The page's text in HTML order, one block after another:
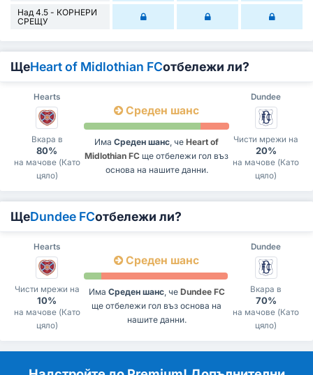
Над 4.5 - КОРНЕРИ
СРЕЩУ
ЩеHeart of Midlothian FCотбележи ли?
Hearts Dundee
Вкара в
80%
на мачове (Като
цяло)
Среден шанс
Има Среден шанс, че Heart of
Midlothian FC ще отбележи гол въз
основа на нашите данни.
Чисти мрежи на
20%
на мачове (Като
цяло)
ЩеDundee FCотбележи ли?
Hearts Dundee
Чисти мрежи на
10%
на мачове (Като
цяло)
Среден шанс
Има Среден шанс, че Dundee FC
ще отбележи гол въз основа на
нашите данни.
Вкара в
70%
на мачове (Като
цяло)